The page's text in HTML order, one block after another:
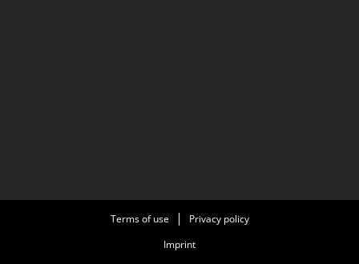
Terms of use
Privacy policy
Imprint